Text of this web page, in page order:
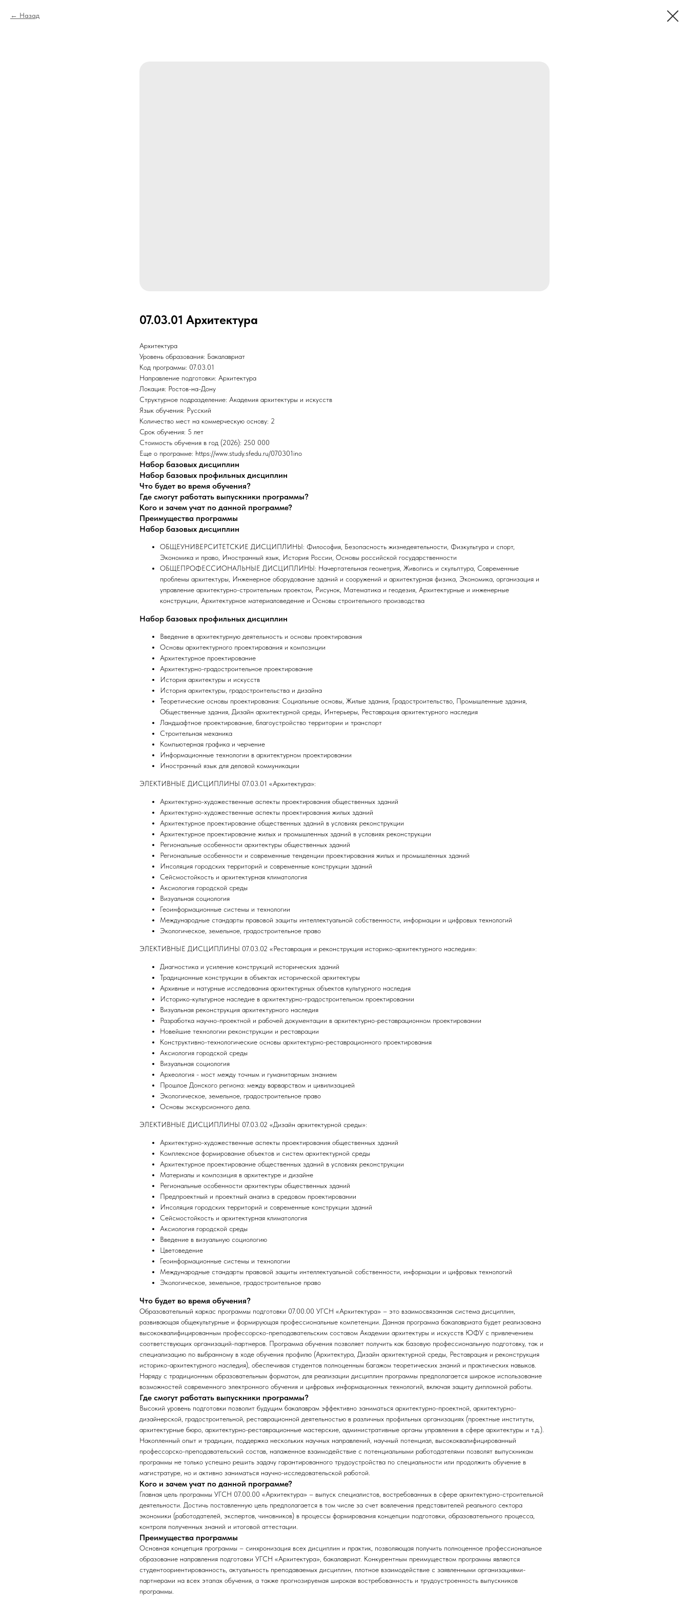
Назад
07.03.01 Архитектура
Архитектура
Уровень образования: Бакалавриат
Код программы: 07.03.01
Направление подготовки: Архитектура
Локация: Ростов-на-Дону
Структурное подразделение: Академия архитектуры и искусств
Язык обучения: Русский
Количество мест на коммерческую основу: 2
Срок обучения: 5 лет
Стоимость обучения в год (2026): 250 000
Еще о программе: https://www.study.sfedu.ru/070301ino
Набор базовых дисциплин
Набор базовых профильных дисциплин
Что будет во время обучения?
Где смогут работать выпускники программы?
Кого и зачем учат по данной программе?
Преимущества программы
Набор базовых дисциплин
ОБЩЕУНИВЕРСИТЕТСКИЕ ДИСЦИПЛИНЫ: Философия, Безопасность жизнедеятельности, Физкультура и спорт,
Экономика и право, Иностранный язык, История России, Основы российской государственности
ОБЩЕПРОФЕССИОНАЛЬНЫЕ ДИСЦИПЛИНЫ: Начертательная геометрия, Живопись и скульптура, Современные
проблемы архитектуры, Инженерное оборудование зданий и сооружений и архитектурная физика, Экономика, организация и
управление архитектурно-строительным проектом, Рисунок, Математика и геодезия, Архитектурные и инженерные
конструкции, Архитектурное материаловедение и Основы строительного производства
Набор базовых профильных дисциплин
Введение в архитектурную деятельность и основы проектирования
Основы архитектурного проектирования и композиции
Архитектурное проектирование
Архитектурно-градостроительное проектирование
История архитектуры и искусств
История архитектуры, градостроительства и дизайна
Теоретические основы проектирования: Социальные основы, Жилые здания, Градостроительство, Промышленные здания,
Общественные здания, Дизайн архитектурной среды, Интерьеры, Реставрация архитектурного наследия
Ландшафтное проектирование, благоустройство территории и транспорт
Строительная механика
Компьютерная графика и черчение
Информационные технологии в архитектурном проектировании
Иностранный язык для деловой коммуникации
ЭЛЕКТИВНЫЕ ДИСЦИПЛИНЫ 07.03.01 «Архитектура»:
Архитектурно-художественные аспекты проектирования общественных зданий
Архитектурно-художественные аспекты проектирования жилых зданий
Архитектурное проектирование общественных зданий в условиях реконструкции
Архитектурное проектирование жилых и промышленных зданий в условиях реконструкции
Региональные особенности архитектуры общественных зданий
Региональные особенности и современные тенденции проектирования жилых и промышленных зданий
Инсоляция городских территорий и современные конструкции зданий
Сейсмостойкость и архитектурная климатология
Аксиология городской среды
Визуальная социология
Геоинформационные системы и технологии
Международные стандарты правовой защиты интеллектуальной собственности, информации и цифровых технологий
Экологическое, земельное, градостроительное право
ЭЛЕКТИВНЫЕ ДИСЦИПЛИНЫ 07.03.02 «Реставрация и реконструкция историко-архитектурного наследия»:
Диагностика и усиление конструкций исторических зданий
Традиционные конструкции в объектах исторической архитектуры
Архивные и натурные исследования архитектурных объектов культурного наследия
Историко-культурное наследие в архитектурно-градостроительном проектировании
Визуальная реконструкция архитектурного наследия
Разработка научно-проектной и рабочей документации в архитектурно-реставрационном проектировании
Новейшие технологии реконструкции и реставрации
Конструктивно-технологические основы архитектурно-реставрационного проектирования
Аксиология городской среды
Визуальная социология
Археология - мост между точным и гуманитарным знанием
Прошлое Донского региона: между варварством и цивилизацией
Экологическое, земельное, градостроительное право
Основы экскурсионного дела.
ЭЛЕКТИВНЫЕ ДИСЦИПЛИНЫ 07.03.02 «Дизайн архитектурной среды»:
Архитектурно-художественные аспекты проектирования общественных зданий
Комплексное формирование объектов и систем архитектурной среды
Архитектурное проектирование общественных зданий в условиях реконструкции
Материалы и композиция в архитектуре и дизайне
Региональные особенности архитектуры общественных зданий
Предпроектный и проектный анализ в средовом проектировании
Инсоляция городских территорий и современные конструкции зданий
Сейсмостойкость и архитектурная климатология
Аксиология городской среды
Введение в визуальную социологию
Цветоведение
Геоинформационные системы и технологии
Международные стандарты правовой защиты интеллектуальной собственности, информации и цифровых технологий
Экологическое, земельное, градостроительное право
Что будет во время обучения?
Образовательный каркас программы подготовки 07.00.00 УГСН «Архитектура» – это взаимосвязанная система дисциплин,
развивающая общекультурные и формирующая профессиональные компетенции. Данная программа бакалавриата будет реализована
высококвалифицированным профессорско-преподавательским составом Академии архитектуры и искусств ЮФУ с привлечением
соответствующих организаций-партнеров. Программа обучения позволяет получить как базовую профессиональную подготовку, так и
специализацию по выбранному в ходе обучения профилю (Архитектура, Дизайн архитектурной среды, Реставрация и реконструкция
историко-архитектурного наследия), обеспечивая студентов полноценным багажом теоретических знаний и практических навыков.
Наряду с традиционным образовательным форматом, для реализации дисциплин программы предполагается широкое использование
возможностей современного электронного обучения и цифровых информационных технологий, включая защиту дипломной работы.
Где смогут работать выпускники программы?
Высокий уровень подготовки позволит будущим бакалаврам эффективно заниматься архитектурно-проектной, архитектурно-
дизайнерской, градостроительной, реставрационной деятельностью в различных профильных организациях (проектные институты,
архитектурные бюро, архитектурно-реставрационные мастерские, административные органы управления в сфере архитектуры и т.д.).
Накопленный опыт и традиции, поддержка нескольких научных направлений, научный потенциал, высококвалифицированный
профессорско-преподавательский состав, налаженное взаимодействие с потенциальными работодателями позволят выпускникам
программы не только успешно решить задачу гарантированного трудоустройства по специальности или продолжить обучение в
магистратуре, но и активно заниматься научно-исследовательской работой.
Кого и зачем учат по данной программе?
Главная цель программы УГСН 07.00.00 «Архитектура» – выпуск специалистов, востребованных в сфере архитектурно-строительной
деятельности. Достичь поставленную цель предполагается в том числе за счет вовлечения представителей реального сектора
экономики (работодателей, экспертов, чиновников) в процессы формирования концепции подготовки, образовательного процесса,
контроля полученных знаний и итоговой аттестации.
Преимущества программы
Основная концепция программы – синхронизация всех дисциплин и практик, позволяющая получить полноценное профессиональное
образование направления подготовки УГСН «Архитектура», бакалавриат. Конкурентным преимуществом программы являются
студентоориентированность, актуальность преподаваемых дисциплин, плотное взаимодействие с заявленными организациями-
партнерами на всех этапах обучения, а также прогнозируемая широкая востребованность и трудоустроенность выпускников
программы.